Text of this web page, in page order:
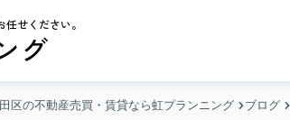
せください。
グ
区の不動産売買・賃貸なら虹プランニング ブログ